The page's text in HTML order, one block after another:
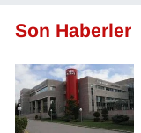
Son Haberler